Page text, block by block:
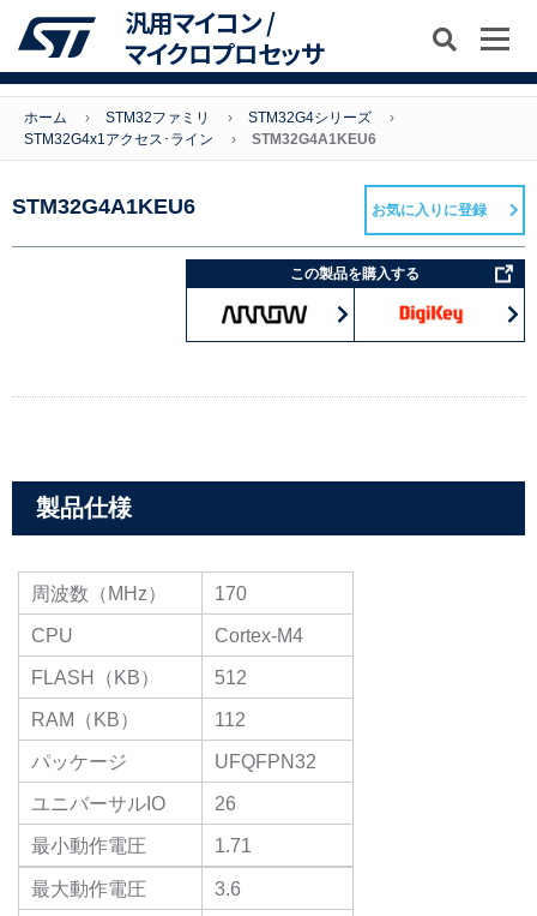
汎用マイコン /
マイクロプロセッサ
ホーム STM32ファミリ
STM32G4シリーズ
STM32G4x1アクセス･ライン
STM32G4A1KEU6
STM32G4A1KEU6
この製品を購入する
お気に入りに登録
製品仕様
周波数（MHz）
170
CPU
Cortex-M4
FLASH（KB）
512
RAM（KB）
112
パッケージ
UFQFPN32
ユニバーサルIO
26
最小動作電圧
1.71
最大動作電圧
3.6